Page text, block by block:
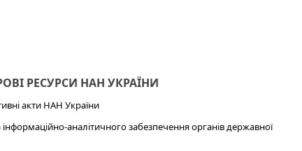
РЕСУРСИ НАН УКРАЇНИ
акти НАН України
аналітичного забезпечення органів державної